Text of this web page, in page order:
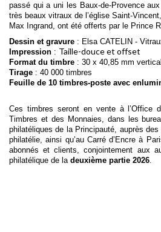
passé qui a uni les Baux-de-Provence
très beaux vitraux de l’église Saint-
Max Ingrand, ont été offerts par le Prince
Dessin et gravure : Elsa CATELIN -
Impression : Taille-douce et offset
Format du timbre : 30 x 40,85 mm vertical
Tirage : 40 000 timbres
Feuille de 10 timbres-poste avec
Ces timbres seront en vente à l’Office
Timbres et des Monnaies, dans les
philatéliques de la Principauté, auprès
philatélie, ainsi qu’au Carré d’Encre à
abonnés et clients, conjointement aux
philatélique de la deuxième partie 2026.